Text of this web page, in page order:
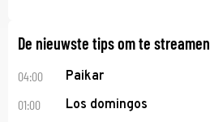
De nieuwste tips om te streamen
04:00 Paikar
01:00 Los domingos